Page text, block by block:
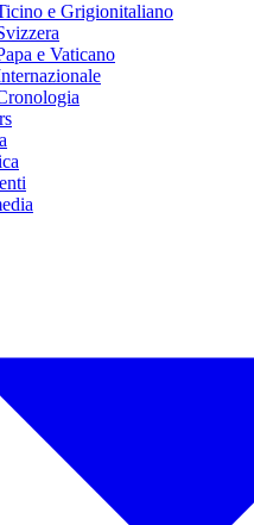
e Grigionitaliano
e Vaticano